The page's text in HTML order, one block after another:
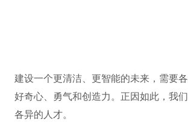
建设一个更清洁、更智能的未来，需要
好奇心、勇气和创造力。正因如此，我
各异的人才。